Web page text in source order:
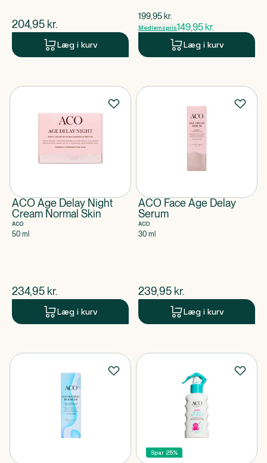
$nuværende pris
204,95 kr.
Læg i kurv
$gammel pris
199,95 kr.
Medlemspris149,95 kr.
Læg i kurv
ACO Age Delay Night
Cream Normal Skin
ACO
50 ml
$nuværende pris
234,95 kr.
Læg i kurv
ACO Face Age Delay
Serum
ACO
30 ml
$nuværende pris
239,95 kr.
Læg i kurv
Spar 25%